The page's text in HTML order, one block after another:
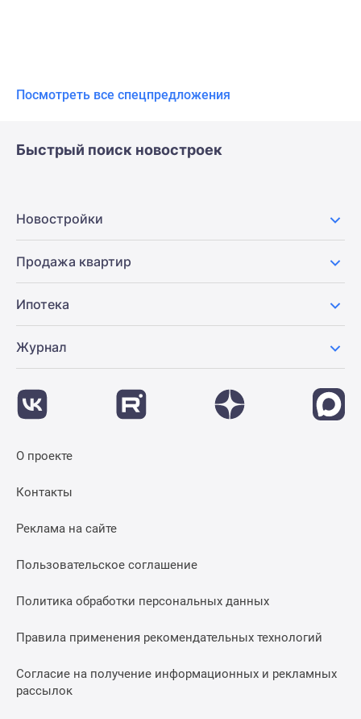
Посмотреть все спецпредложения
Быстрый поиск новостроек
Новостройки
Продажа квартир
Ипотека
Журнал
О проекте
Контакты
Реклама на сайте
Пользовательское соглашение
Политика обработки персональных данных
Правила применения рекомендательных технологий
Согласие на получение информационных и рекламных
рассылок